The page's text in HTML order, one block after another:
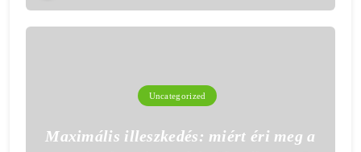
Uncategorized
Maximális illeszkedés: miért éri meg a